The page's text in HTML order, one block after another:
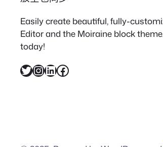
Easily create beautiful, fully-
Editor and the Moiraine block
today!
X InstagramLinkedIn Facebook